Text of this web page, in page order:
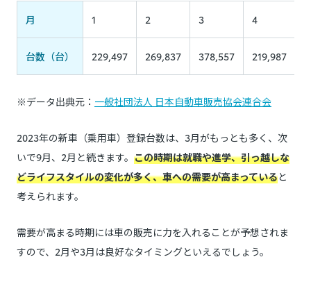
月 1 2 3 4
台数（台） 229,497 269,837 378,557 219,987
※データ出典元： 一般社団法人 日本自動車販売協会連合会
2023年の新車（乗用車）登録台数は、3月がもっとも多く、次
いで9月、2月と続きます。 この時期は就職や進学、引っ越しな
どライフスタイルの変化が多く、車への需要が高まっていると
考えられます。
需要が高まる時期には車の販売に力を入れることが予想されま
すので、2月や3月は良好なタイミングといえるでしょう。